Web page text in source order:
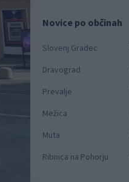
Novice po občinah
Slovenj Gradec
Dravograd
Prevalje
Mežica
Muta
Ribnica na Pohorju